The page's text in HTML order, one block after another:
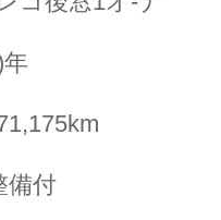
備付